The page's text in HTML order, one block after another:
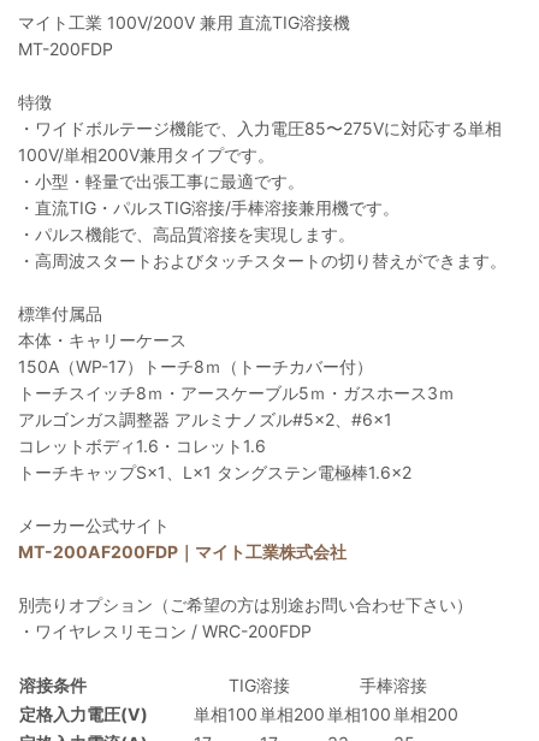
マイト工業 100V/200V 兼用 直流TIG溶接機
MT-200FDP
特徴
・ワイドボルテージ機能で、入力電圧85〜275Vに対応する単相
100V/単相200V兼用タイプです。
・小型・軽量で出張工事に最適です。
・直流TIG・パルスTIG溶接/手棒溶接兼用機です。
・パルス機能で、高品質溶接を実現します。
・高周波スタートおよびタッチスタートの切り替えができます。
標準付属品
本体・キャリーケース
150A（WP-17）トーチ8ｍ（トーチカバー付）
トーチスイッチ8ｍ・アースケーブル5ｍ・ガスホース3ｍ
アルゴンガス調整器 アルミナノズル#5×2、#6×1
コレットボディ1.6・コレット1.6
トーチキャップS×1、L×1 タングステン電極棒1.6×2
メーカー公式サイト
MT-200AF200FDP｜マイト工業株式会社
別売りオプション（ご希望の方は別途お問い合わせ下さい）
・ワイヤレスリモコン / WRC-200FDP
溶接条件 TIG溶接
手棒溶接
定格入力電圧(V)
単相100単相200単相100単相200